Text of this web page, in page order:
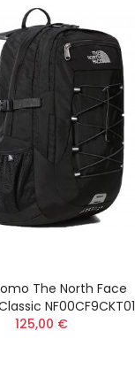
The North Face
NF00CF9CKT01
125,00 €